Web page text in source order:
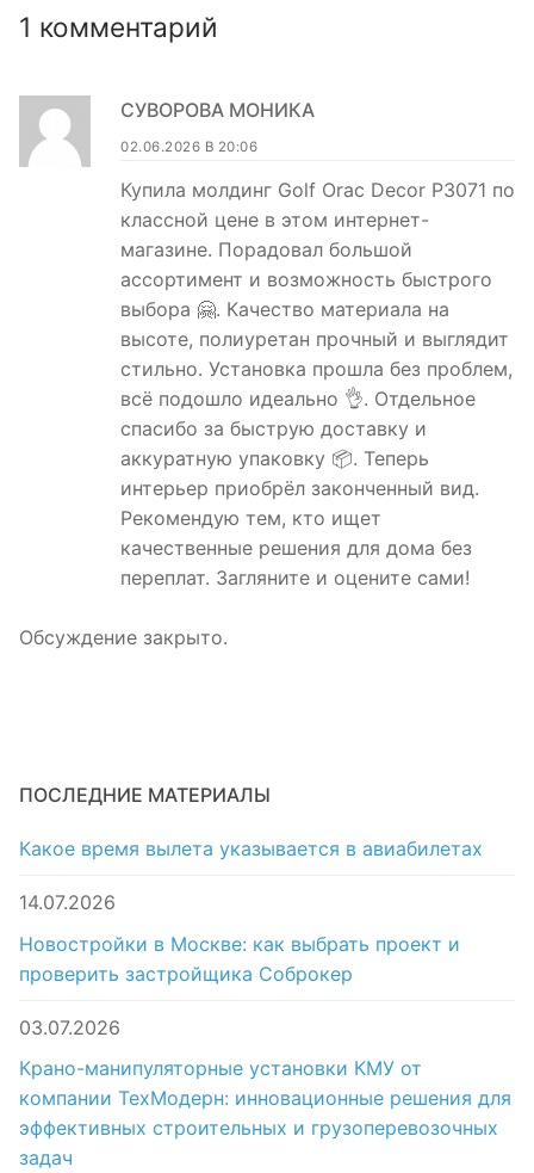
1 комментарий
СУВОРОВА МОНИКА
02.06.2026 В 20:06
Купила молдинг Golf Orac Decor P3071 по
классной цене в этом интернет-
магазине. Порадовал большой
ассортимент и возможность быстрого
выбора 🤗. Качество материала на
высоте, полиуретан прочный и выглядит
стильно. Установка прошла без проблем,
всё подошло идеально 👌. Отдельное
спасибо за быструю доставку и
аккуратную упаковку 📦. Теперь
интерьер приобрёл законченный вид.
Рекомендую тем, кто ищет
качественные решения для дома без
переплат. Загляните и оцените сами!
Обсуждение закрыто.
ПОСЛЕДНИЕ МАТЕРИАЛЫ
Какое время вылета указывается в авиабилетах
14.07.2026
Новостройки в Москве: как выбрать проект и
проверить застройщика Соброкер
03.07.2026
Крано-манипуляторные установки КМУ от
компании ТехМодерн: инновационные решения для
эффективных строительных и грузоперевозочных
задач